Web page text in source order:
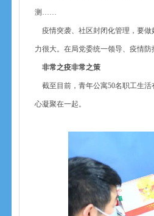
测……
疫情突袭、社区封闭化管理，要做
力很大。在局党委统一领导、疫情
非常之疫非常之策
截至目前，青年公寓50名职工生活
心凝聚在一起。